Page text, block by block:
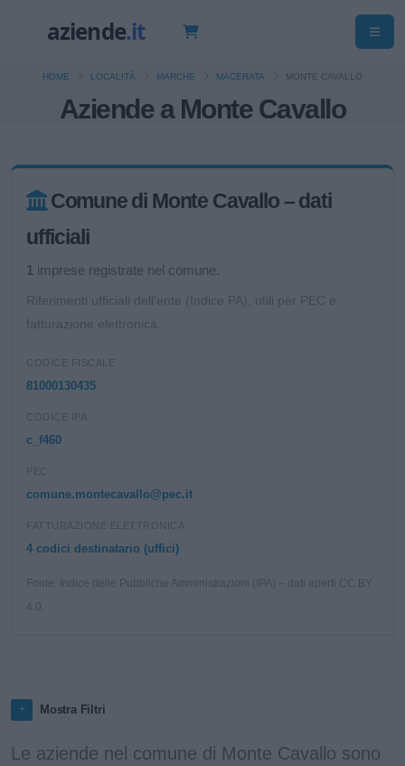
Aziende a Monte Cavallo
HOME LOCALITÀ MARCHE MACERATA MONTE CAVALLO
Comune di Monte Cavallo – dati
ufficiali
1 imprese registrate nel comune.
Riferimenti ufficiali dell'ente (Indice PA), utili per PEC e
fatturazione elettronica.
CODICE FISCALE
81000130435
CODICE IPA
c_f460
PEC
comune.montecavallo@pec.it
FATTURAZIONE ELETTRONICA
4 codici destinatario (uffici)
Fonte: Indice delle Pubbliche Amministrazioni (IPA) – dati aperti CC BY
Mostra Filtri
Le aziende nel comune di Monte Cavallo sono